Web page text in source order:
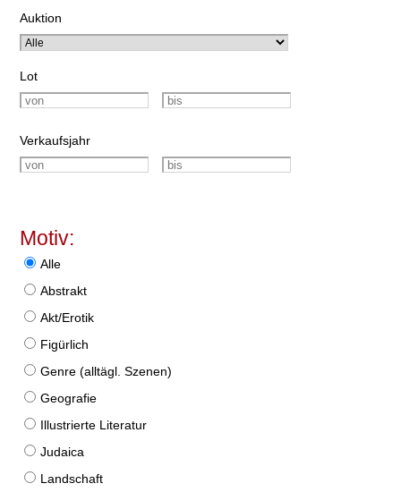
Auktion
Lot
Verkaufsjahr
Motiv:
Alle
Abstrakt
Akt/Erotik
Figürlich
Genre (alltägl. Szenen)
Geografie
Illustrierte Literatur
Judaica
Landschaft